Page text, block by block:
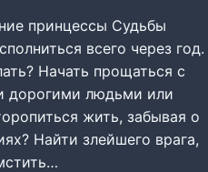
принцессы Судьбы
всего через год.
Начать прощаться с
дорогими людьми или
жить, забывая о
Найти злейшего врага,